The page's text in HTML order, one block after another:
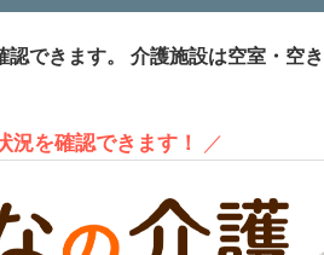
できます。
介護施設は空室・空
況を確認できます！ ／